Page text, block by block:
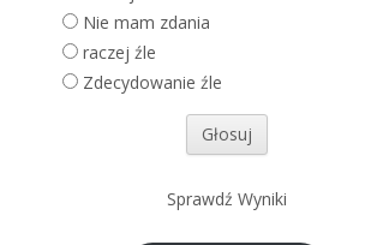
Nie mam zdania
raczej źle
Zdecydowanie źle
Sprawdź Wyniki